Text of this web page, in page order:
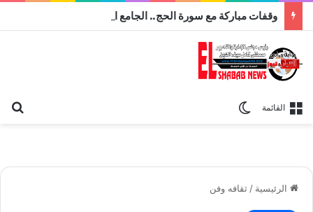
القائمة
الرئيسية / ثقافه وفن